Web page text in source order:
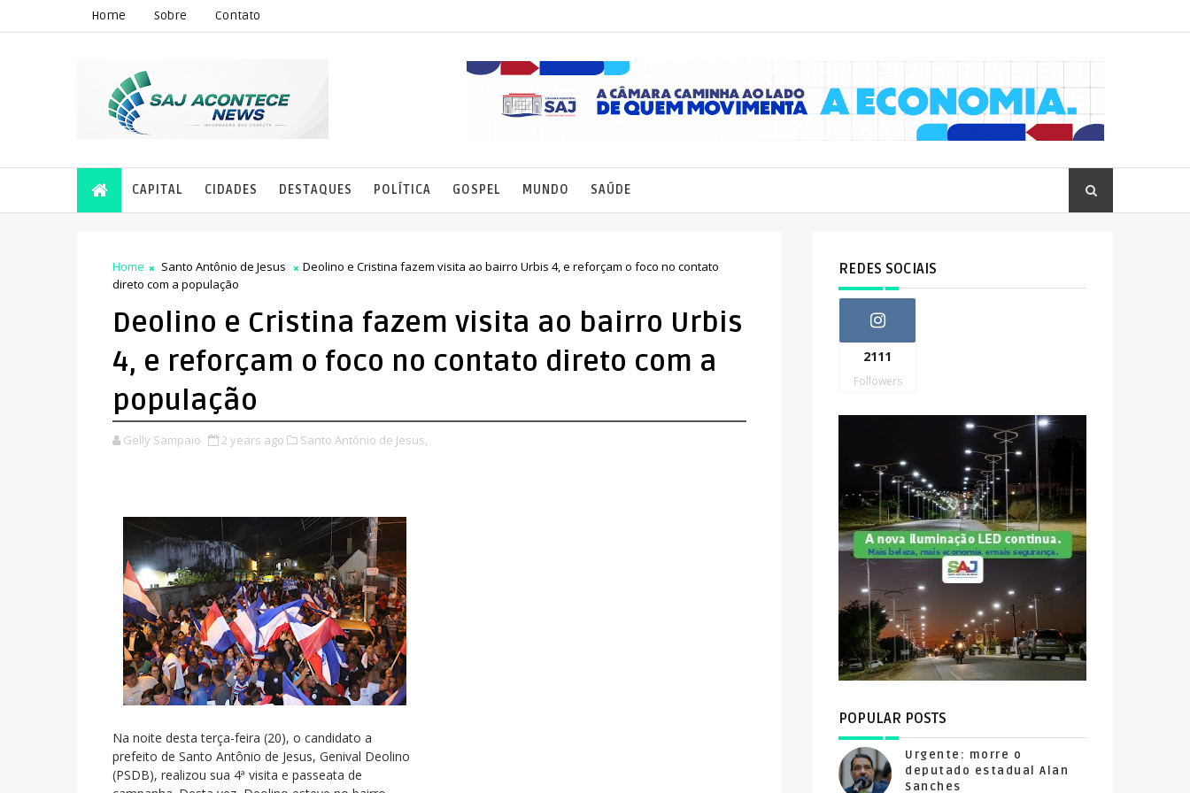
Home Sobre Contato
CAPITAL CIDADES DESTAQUES POLÍTICA GOSPEL MUNDO SAÚDE
Home Santo Antônio de Jesus
Deolino e Cristina fazem visita ao bairro Urbis 4, e reforçam o foco no contato
direto com a população
Deolino e Cristina fazem visita ao bairro Urbis
4, e reforçam o foco no contato direto com a
população
Gelly Sampaio 2 years ago Santo Antônio de Jesus,
Na noite desta terça-feira (20), o candidato a
prefeito de Santo Antônio de Jesus, Genival Deolino
(PSDB), realizou sua 4ª visita e passeata de
REDES SOCIAIS
2111
Followers
POPULAR POSTS
Urgente: morre o
deputado estadual Alan
Sanches